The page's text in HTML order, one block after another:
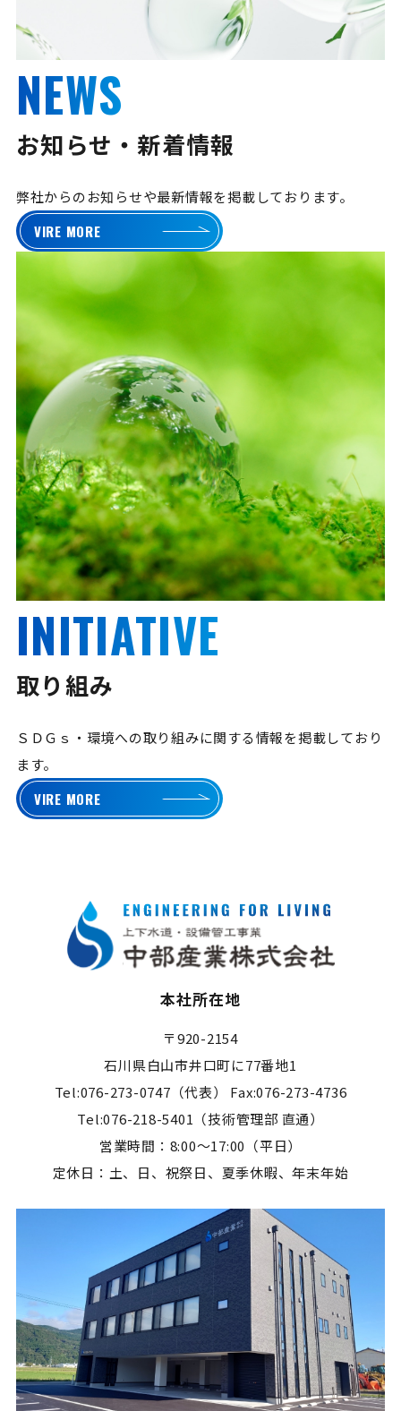
NEWS
お知らせ・新着情報
弊社からのお知らせや最新情報を掲載しております。
VIRE MORE
INITIATIVE
取り組み
ＳＤＧｓ・環境への取り組みに関する情報を掲載しており
ます。
VIRE MORE
本社所在地
〒920-2154
石川県白山市井口町に77番地1
Tel:076-273-0747（代表） Fax:076-273-4736
Tel:076-218-5401（技術管理部 直通）
営業時間：8:00～17:00（平日）
定休日：土、日、祝祭日、夏季休暇、年末年始